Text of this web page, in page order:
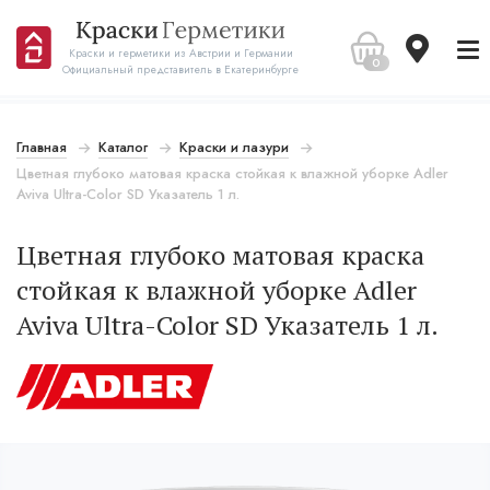
Краски и герметики из Австрии и Германии
Официальный представитель в Екатеринбурге
0
Главная Каталог
Краски и лазури
Цветная глубоко матовая краска стойкая к влажной уборке Adler
Aviva Ultra-Color SD Указатель 1 л.
Цветная глубоко матовая краска
стойкая к влажной уборке Adler
Aviva Ultra-Color SD Указатель 1 л.